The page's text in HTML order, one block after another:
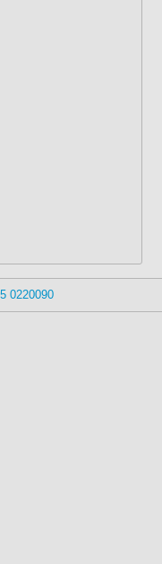
0220090